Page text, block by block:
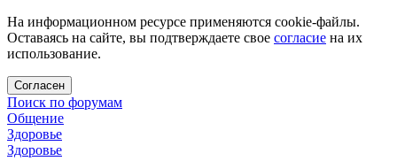
На информационном ресурсе применяются cookie-файлы.
Оставаясь на сайте, вы подтверждаете свое согласие на их
использование.
Согласен
Поиск по форумам
Общение
Здоровье
Здоровье